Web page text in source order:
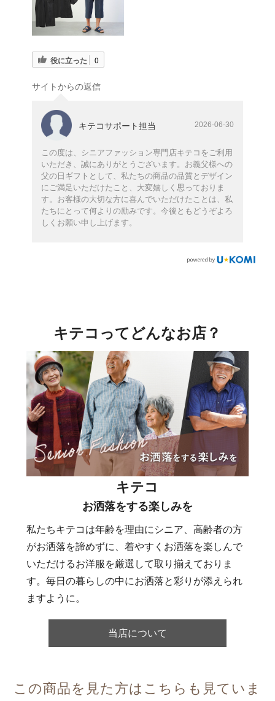
役に立った 0
サイトからの返信
キテコサポート担当 2026-06-30
この度は、シニアファッション専門店キテコをご利用
いただき、誠にありがとうございます。お義父様への
父の日ギフトとして、私たちの商品の品質とデザイン
にご満足いただけたこと、大変嬉しく思っておりま
す。お客様の大切な方に喜んでいただけたことは、私
たちにとって何よりの励みです。今後ともどうぞよろ
しくお願い申し上げます。
キテコってどんなお店？
キテコ
お洒落をする楽しみを
私たちキテコは年齢を理由にシニア、高齢者の方
がお洒落を諦めずに、着やすくお洒落を楽しんで
いただけるお洋服を厳選して取り揃えておりま
す。毎日の暮らしの中にお洒落と彩りが添えられ
ますように。
当店について
この商品を見た方はこちらも見ていま